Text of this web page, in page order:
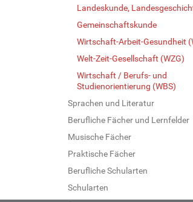
Landeskunde,
Gemeinschaftskunde
Wirtschaft-Arbeit-Gesundheit
Welt-Zeit-Gesellschaft (WZG)
Wirtschaft / Berufs- und
Studienorientierung (WBS)
Sprachen und Literatur
Berufliche Fächer und Lernfelder
Musische Fächer
Praktische Fächer
Berufliche Schularten
Schularten